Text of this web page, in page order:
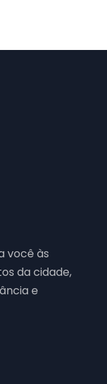
você às
da cidade,
e